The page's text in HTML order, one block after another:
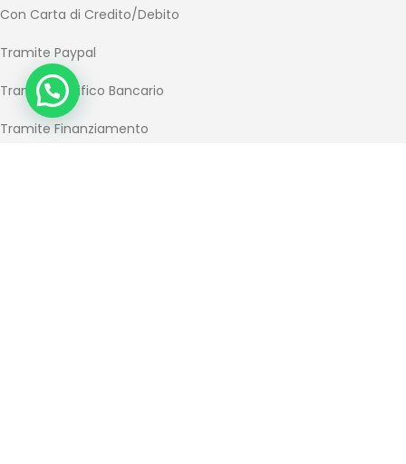
Con Carta di Credito/Debito
Tramite Paypal
Tramite Bonifico Bancario
Tramite Finanziamento